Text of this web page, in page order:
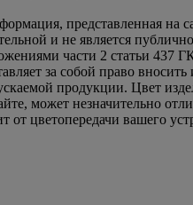
представленная на
и не является
части 2 статьи 437
за собой право вносить
продукции. Цвет
может незначительно
от цветопередачи вашего